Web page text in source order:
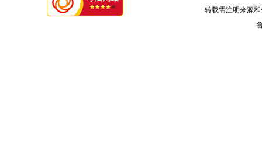
转载需注明来源